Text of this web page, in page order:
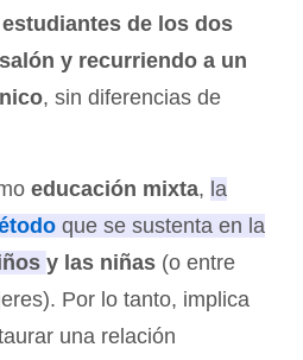
de los dos
y recurriendo a un
, sin diferencias de
educación mixta, la
que se sustenta en la
y las niñas (o entre
Por lo tanto, implica
una relación